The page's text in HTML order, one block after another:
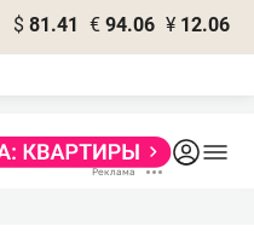
$ 81.41 € 94.06 ¥ 12.06